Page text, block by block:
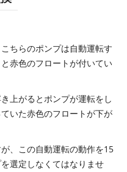
ちらのポンプは自動運転す
赤色のフロートが付いてい
上がるとポンプが運転をし
いた赤色のフロートが下が
、この自動運転の動作を15
選定しなくてはなりませ